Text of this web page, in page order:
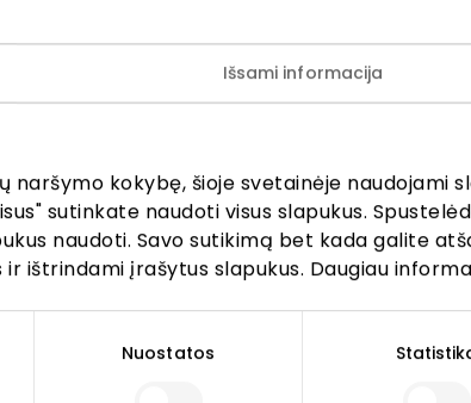
Išsami informacija
naršymo kokybę, šioje svetainėje naudojami
sutinkate naudoti visus slapukus.
naudoti. Savo sutikimą bet kada galite
ištrindami įrašytus slapukus. Daugiau
Nuostatos
ar paslaugų teikimo vietą.
prie mūsų
apie geriausius pasiūlymus, renginius ir
AKROPOLIS prekybos centro.